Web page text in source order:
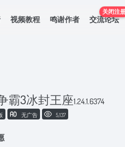
视频教程 鸣谢作者 交流论坛
关闭注册
霸3冰封王座1.24.1.6374
无广告 5,137